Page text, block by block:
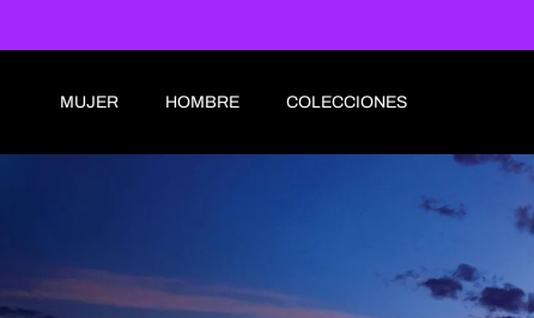
MUJER HOMBRE COLECCIONES